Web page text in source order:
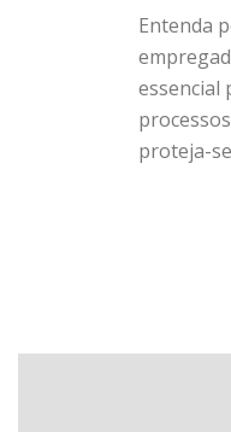
Entenda
essencial
proteja-